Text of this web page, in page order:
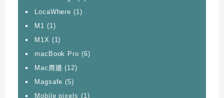
LocaWhere (1)
M1 (1)
M1X (1)
macBook Pro (6)
Mac周邊 (12)
Magsafe (5)
Mobile pixels (1)